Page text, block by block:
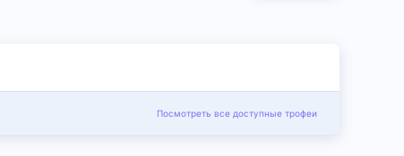
Посмотреть все доступные трофеи